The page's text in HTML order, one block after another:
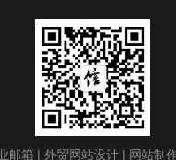
邮箱 | 外贸网站设计| 网站制